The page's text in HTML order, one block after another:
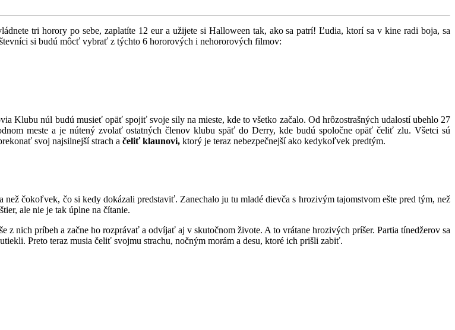
tri horory po sebe, zaplatíte 12 eur a užijete si Halloween tak, ako sa patrí! Ľudia, ktorí sa v kine radi boja, sa
si budú môcť vybrať z týchto 6 hororových i nehororových filmov:
Klubu núl budú musieť opäť spojiť svoje sily na mieste, kde to všetko začalo. Od hrôzostrašných udalostí ubehlo 27
meste a je nútený zvolať ostatných členov klubu späť do Derry, kde budú spoločne opäť čeliť zlu. Všetci sú
svoj najsilnejší strach a čeliť klaunovi, ktorý je teraz nebezpečnejší ako kedykoľvek predtým.
než čokoľvek, čo si kedy dokázali predstaviť. Zanechalo ju tu mladé dievča s hrozivým tajomstvom ešte pred tým, než
ale nie je tak úplne na čítanie.
z nich príbeh a začne ho rozprávať a odvíjať aj v skutočnom živote. A to vrátane hrozivých príšer. Partia tínedžerov sa
Preto teraz musia čeliť svojmu strachu, nočným morám a desu, ktoré ich prišli zabiť.